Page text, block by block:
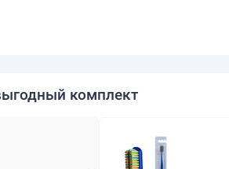
комплект